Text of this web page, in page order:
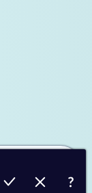
TARIFS
Contact